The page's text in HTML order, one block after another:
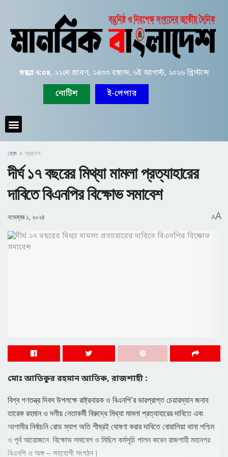
সন্ধ্যা ৭:০৪, ২২শে শ্রাবণ, ১৪৩৩ বঙ্গাব্দ, ৬ই আগস্ট, ২০২৬ খ্রিস্টাব্দ
নোটিশ ই-পেপার
হোম সারাদেশ
দীর্ঘ ১৭ বছরের মিথ্যা মামলা প্রত্যাহারের
দাবিতে বিএনপির বিক্ষোভ সমাবেশ
নভেম্বর ১, ২০২৪ AA
মোঃ আতিকুর রহমান আতিক, রাজশাহী :
বিশ্ব গণতন্ত্র দিবস উপলক্ষে রাষ্ট্রনায়ক ও বিএনপি’র ভারপ্রাপ্ত চেয়ারম্যান জনাব
তারেক রহমান ও দলীয় নেতাকর্মী বিরুদ্ধে মিথ্যা মামলা প্রত্যাহারের দাবিতে এবং
আগামীর নির্বাচনি রোড ম্যাপ অতি শীঘ্রই ঘোষণা করার দাবিতে বোয়ালিয়া থানা পশ্চিম
ও পূর্ব আয়োজনে বিক্ষোভ সমাবেশ ও মিছিল কর্মসূচি পালন করেন রাজশাহী মহানগর
বিএনপি ও অঙ্গ – সহযোগী সংগঠন।